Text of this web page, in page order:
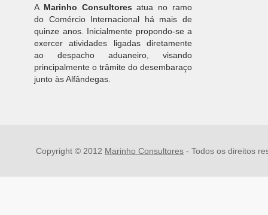
A Marinho Consultores atua no ramo
do Comércio Internacional há mais de
quinze anos. Inicialmente propondo-se a
exercer atividades ligadas diretamente
ao despacho aduaneiro, visando
principalmente o trâmite do desembaraço
junto às Alfândegas.
Copyright © 2012 Marinho Consultores - Todos os direitos